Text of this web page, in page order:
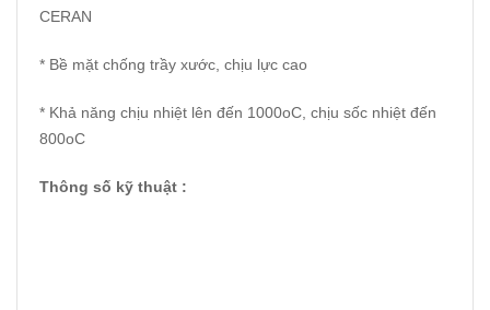
CERAN
* Bề mặt chống trầy xước, chịu lực cao
* Khả năng chịu nhiệt lên đến 1000oC, chịu sốc nhiệt đến
800oC
Thông số kỹ thuật :